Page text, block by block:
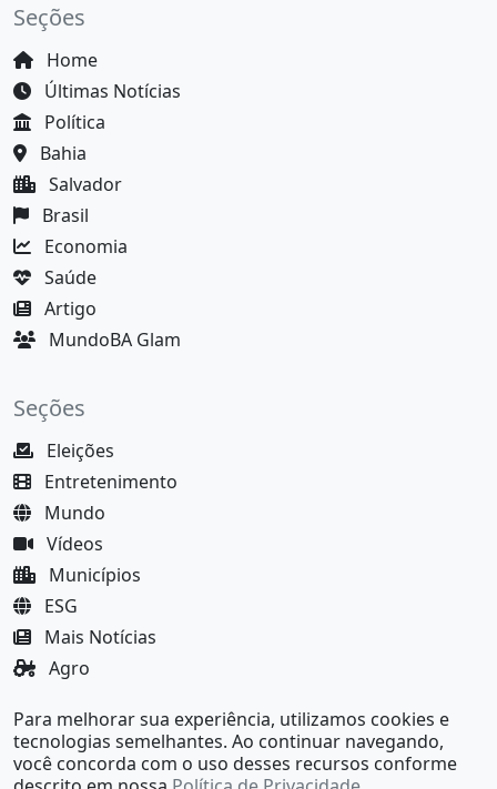
Seções
Home
Últimas Notícias
Política
Bahia
Salvador
Brasil
Economia
Saúde
Artigo
MundoBA Glam
Seções
Eleições
Entretenimento
Mundo
Vídeos
Municípios
ESG
Mais Notícias
Agro
MundoBA Black
Para melhorar sua experiência, utilizamos cookies e
tecnologias semelhantes. Ao continuar navegando,
você concorda com o uso desses recursos conforme